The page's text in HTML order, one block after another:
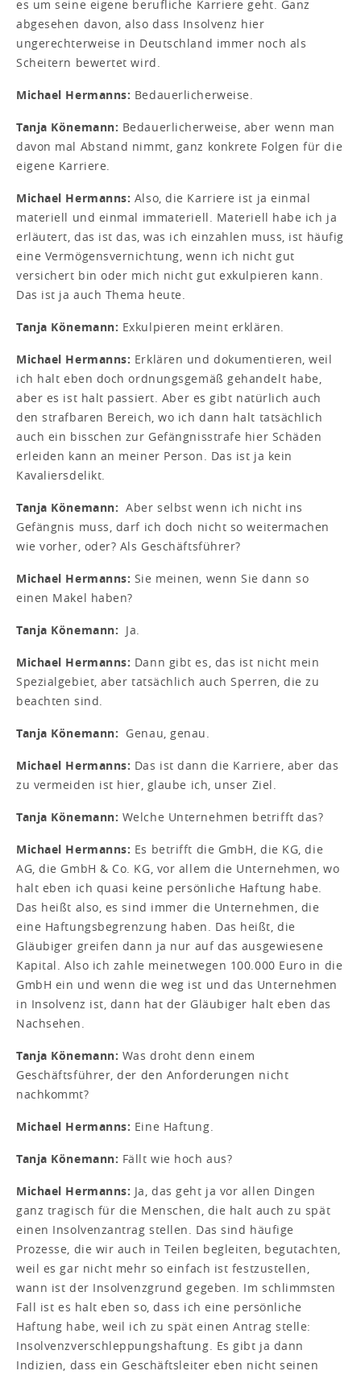
es um seine eigene berufliche Karriere geht. Ganz
abgesehen davon, also dass Insolvenz hier
ungerechterweise in Deutschland immer noch als
Scheitern bewertet wird.
Michael Hermanns: Bedauerlicherweise.
Tanja Könemann: Bedauerlicherweise, aber wenn man
davon mal Abstand nimmt, ganz konkrete Folgen für die
eigene Karriere.
Michael Hermanns: Also, die Karriere ist ja einmal
materiell und einmal immateriell. Materiell habe ich ja
erläutert, das ist das, was ich einzahlen muss, ist häufig
eine Vermögensvernichtung, wenn ich nicht gut
versichert bin oder mich nicht gut exkulpieren kann.
Das ist ja auch Thema heute.
Tanja Könemann: Exkulpieren meint erklären.
Michael Hermanns: Erklären und dokumentieren, weil
ich halt eben doch ordnungsgemäß gehandelt habe,
aber es ist halt passiert. Aber es gibt natürlich auch
den strafbaren Bereich, wo ich dann halt tatsächlich
auch ein bisschen zur Gefängnisstrafe hier Schäden
erleiden kann an meiner Person. Das ist ja kein
Kavaliersdelikt.
Tanja Könemann: Aber selbst wenn ich nicht ins
Gefängnis muss, darf ich doch nicht so weitermachen
wie vorher, oder? Als Geschäftsführer?
Michael Hermanns: Sie meinen, wenn Sie dann so
einen Makel haben?
Tanja Könemann: Ja.
Michael Hermanns: Dann gibt es, das ist nicht mein
Spezialgebiet, aber tatsächlich auch Sperren, die zu
beachten sind.
Tanja Könemann: Genau, genau.
Michael Hermanns: Das ist dann die Karriere, aber das
zu vermeiden ist hier, glaube ich, unser Ziel.
Tanja Könemann: Welche Unternehmen betrifft das?
Michael Hermanns: Es betrifft die GmbH, die KG, die
AG, die GmbH & Co. KG, vor allem die Unternehmen, wo
halt eben ich quasi keine persönliche Haftung habe.
Das heißt also, es sind immer die Unternehmen, die
eine Haftungsbegrenzung haben. Das heißt, die
Gläubiger greifen dann ja nur auf das ausgewiesene
Kapital. Also ich zahle meinetwegen 100.000 Euro in die
GmbH ein und wenn die weg ist und das Unternehmen
in Insolvenz ist, dann hat der Gläubiger halt eben das
Nachsehen.
Tanja Könemann: Was droht denn einem
Geschäftsführer, der den Anforderungen nicht
nachkommt?
Michael Hermanns: Eine Haftung.
Tanja Könemann: Fällt wie hoch aus?
Michael Hermanns: Ja, das geht ja vor allen Dingen
ganz tragisch für die Menschen, die halt auch zu spät
einen Insolvenzantrag stellen. Das sind häufige
Prozesse, die wir auch in Teilen begleiten, begutachten,
weil es gar nicht mehr so einfach ist festzustellen,
wann ist der Insolvenzgrund gegeben. Im schlimmsten
Fall ist es halt eben so, dass ich eine persönliche
Haftung habe, weil ich zu spät einen Antrag stelle:
Insolvenzverschleppungshaftung. Es gibt ja dann
Indizien, dass ein Geschäftsleiter eben nicht seinen